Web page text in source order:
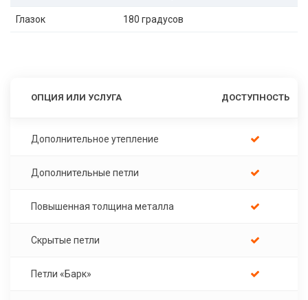
Глазок 180 градусов
ОПЦИЯ ИЛИ УСЛУГА ДОСТУПНОСТЬ
Дополнительное утепление
Дополнительные петли
Повышенная толщина металла
Скрытые петли
Петли «Барк»